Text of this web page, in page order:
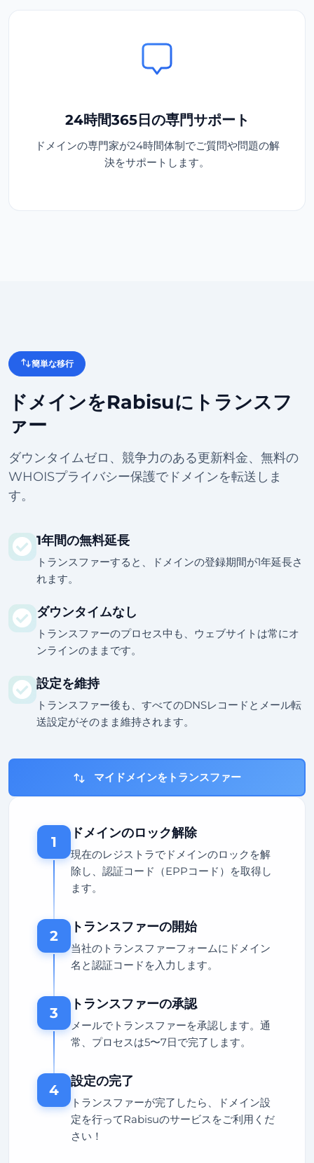
24時間365日の専門サポート
ドメインの専門家が24時間体制でご質問や問題の解
決をサポートします。
簡単な移行
ドメインをRabisuにトランスフ
ァー
ダウンタイムゼロ、競争力のある更新料金、無料の
WHOISプライバシー保護でドメインを転送しま
す。
1年間の無料延長
トランスファーすると、ドメインの登録期間が1年延長さ
れます。
ダウンタイムなし
トランスファーのプロセス中も、ウェブサイトは常にオ
ンラインのままです。
設定を維持
トランスファー後も、すべてのDNSレコードとメール転
送設定がそのまま維持されます。
マイドメインをトランスファー
1
ドメインのロック解除
現在のレジストラでドメインのロックを解
除し、認証コード（EPPコード）を取得し
ます。
2
トランスファーの開始
当社のトランスファーフォームにドメイン
名と認証コードを入力します。
3
トランスファーの承認
メールでトランスファーを承認します。通
常、プロセスは5〜7日で完了します。
4
設定の完了
トランスファーが完了したら、ドメイン設
定を行ってRabisuのサービスをご利用くだ
さい！